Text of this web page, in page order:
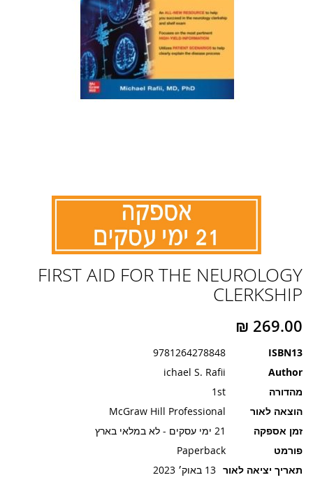
FIRST AID FOR THE NEUROLOGY
CLERKSHIP
ISBN13
9781264278848
Author
ichael S. Rafii
מהדורה
1st
הוצאה לאור
McGraw Hill Professional
זמן אספקה
21 ימי עסקים - לא במלאי בארץ
פורמט
Paperback
תאריך יציאה לאור 13 באוק׳ 2023
להתחלה
של
גלריית